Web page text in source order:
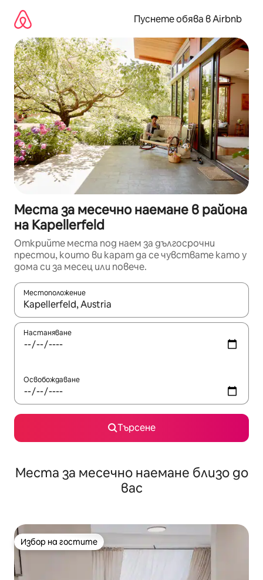
съдържанието
Пуснете обява в Airbnb
Места за месечно наемане в района
на Kapellerfeld
Открийте места под наем за дългосрочни
престои, които ви карат да се чувствате като у
дома си за месец или повече.
Местоположение
Когато резултатите се покажат, използвайте
Настаняване
Освобождаване
Търсене
Места за месечно наемане близо до
вас
Избор на гостите
Избор на гостите